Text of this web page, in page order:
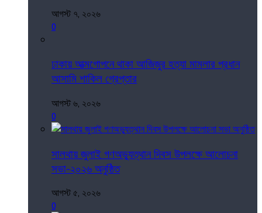
আগস্ট ৭, ২০২৬
0
ঢাকায় আত্মগোপনে থাকা আজিজুর হত্যা মামলার প্রধান
আসামি শাকিল গ্রেপ্তার
আগস্ট ৬, ২০২৬
0
সালথায় জুলাই গণঅভ্যুত্থান দিবস উপলক্ষে আলোচনা
সভা-২০২৬ অনুষ্ঠিত
আগস্ট ৫, ২০২৬
0